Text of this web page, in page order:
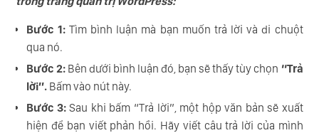
Bước 1:Tìm bình luận mà bạn muốn trả lời và di chuột
qua nó.
Bước 2: Bên dưới bình luận đó, bạn sẽ thấy tùy chọn “Trả
lời”. Bấm vào nút này.
Bước 3:Sau khi bấm “Trả lời”, một hộp văn bản sẽ xuất
hiện để bạn viết phản hồi. Hãy viết câu trả lời của mình